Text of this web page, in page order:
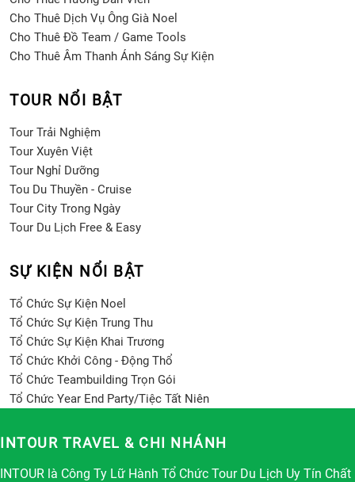
Cho Thuê Dịch Vụ Ông Già Noel
Cho Thuê Đồ Team / Game Tools
Cho Thuê Âm Thanh Ánh Sáng Sự Kiện
TOUR NỔI BẬT
Tour Trải Nghiệm
Tour Xuyên Việt
Tour Nghỉ Dưỡng
Tou Du Thuyền - Cruise
Tour City Trong Ngày
Tour Du Lịch Free & Easy
SỰ KIỆN NỔI BẬT
Tổ Chức Sự Kiện Noel
Tổ Chức Sự Kiện Trung Thu
Tổ Chức Sự Kiện Khai Trương
Tổ Chức Khởi Công - Động Thổ
Tổ Chức Teambuilding Trọn Gói
Tổ Chức Year End Party/Tiệc Tất Niên
INTOUR TRAVEL & CHI NHÁNH
INTOUR là Công Ty Lữ Hành Tổ Chức Tour Du Lịch Uy Tín Chất